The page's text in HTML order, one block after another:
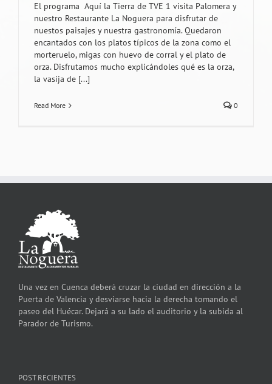
El programa Aquí la Tierra de TVE 1 visita Palomera y
nuestro Restaurante La Noguera para disfrutar de
nuestos paisajes y nuestra gastronomía. Quedaron
encantados con los platos típicos de la zona como el
morteruelo, migas con huevo de corral y el plato de
orza. Disfrutamos mucho explicándoles qué es la orza,
la vasija de [...]
Read More 0
Una vez en Cuenca deberá cruzar la ciudad en dirección a la
Puerta de Valencia y desviarse hacia la derecha tomando el
paseo del Huécar. Dejará a su lado el auditorio y la subida al
Parador de Turismo.
POST RECIENTES